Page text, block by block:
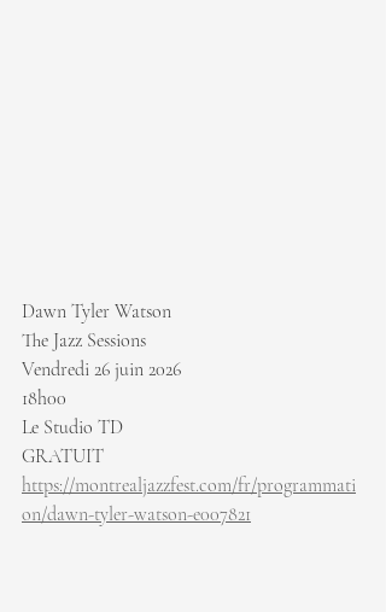
Dawn Tyler Watson
The Jazz Sessions
Vendredi 26 juin 2026
18h00
Le Studio TD
GRATUIT
https://montrealjazzfest.com/fr/programmati
on/dawn-tyler-watson-e007821